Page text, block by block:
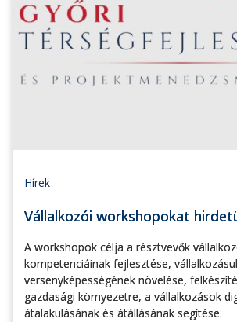
Hírek
Vállalkozói workshopokat
A workshopok célja a résztvevők
kompetenciáinak fejlesztése,
versenyképességének növelése,
gazdasági környezetre, a vállalkozások
átalakulásának és átállásának segítése.